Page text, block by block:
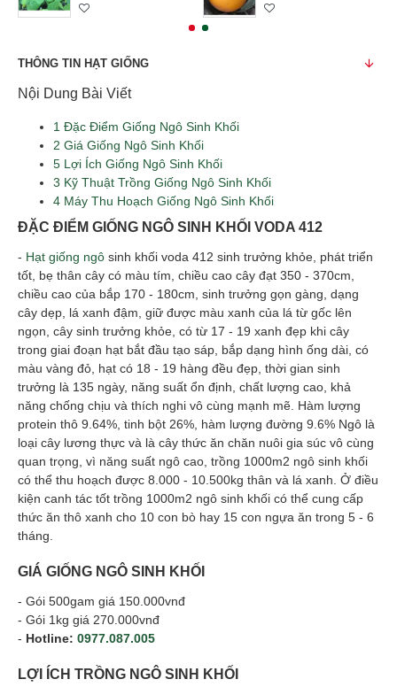
THÔNG TIN HẠT GIỐNG
Nội Dung Bài Viết
1 Đặc Điểm Giống Ngô Sinh Khối
2 Giá Giống Ngô Sinh Khối
5 Lợi Ích Giống Ngô Sinh Khối
3 Kỹ Thuật Trồng Giống Ngô Sinh Khối
4 Máy Thu Hoạch Giống Ngô Sinh Khối
ĐẶC ĐIỂM GIỐNG NGÔ SINH KHỐI VODA 412
- Hạt giống ngô sinh khối voda 412 sinh trưởng khỏe, phát triển
tốt, bẹ thân cây có màu tím, chiều cao cây đạt 350 - 370cm,
chiều cao của bắp 170 - 180cm, sinh trưởng gọn gàng, dạng
cây dẹp, lá xanh đậm, giữ được màu xanh của lá từ gốc lên
ngọn, cây sinh trưởng khỏe, có từ 17 - 19 xanh đẹp khi cây
trong giai đoạn hạt bắt đầu tạo sáp, bắp dạng hình ống dài, có
màu vàng đỏ, hạt có 18 - 19 hàng đều đẹp, thời gian sinh
trưởng là 135 ngày, năng suất ổn định, chất lượng cao, khả
năng chống chịu và thích nghi vô cùng mạnh mẽ. Hàm lượng
protein thô 9.64%, tinh bột 26%, hàm lượng đường 9.6% Ngô là
loại cây lương thực và là cây thức ăn chăn nuôi gia súc vô cùng
quan trọng, vì năng suất ngô cao, trồng 1000m2 ngô sinh khối
có thể thu hoạch được 8.000 - 10.500kg thân và lá xanh. Ở điều
kiện canh tác tốt trồng 1000m2 ngô sinh khối có thể cung cấp
thức ăn thô xanh cho 10 con bò hay 15 con ngựa ăn trong 5 - 6
tháng.
GIÁ GIỐNG NGÔ SINH KHỐI
- Gói 500gam giá 150.000vnđ
- Gói 1kg giá 270.000vnđ
- Hotline: 0977.087.005
LỢI ÍCH TRỒNG NGÔ SINH KHỐI